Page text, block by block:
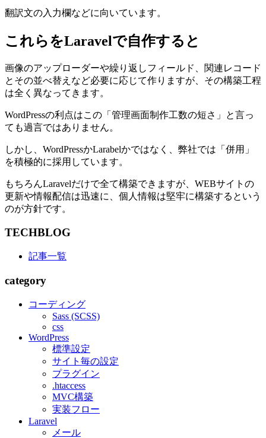
翻訳文の入力欄などに向いています。
これらをLaravelで自作すると
画像のアップローダーや繰り返しフィールド、関連レコード
とその並べ替えなど必要に応じて作りますが、その構築工程
は全く異なってきます。
WordPressの利点はこの「管理画面制作工数の短さ」と言っ
ても過言ではありません。
しかし、WordPressかLarabelかではなく、弊社では「併用」
を積極的に採用しています。
もちろんLaravelだけで全て構築できますが、WEBサイトの
更新や情報配信は迅速に、個人情報は堅牢に構築するという
のが方針です。
TECHBLOG
記事一覧
category
コーディング
Sass (SCSS)
css
WordPress
標準設定
サイト毎の設定
プラグイン
.htaccess
MVC構築
実装フロー
Laravel
メール